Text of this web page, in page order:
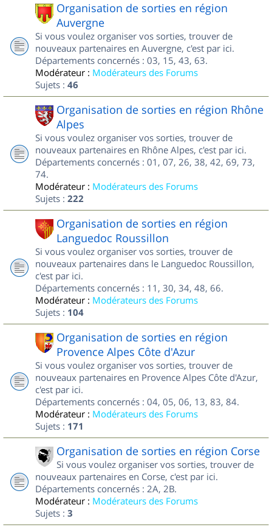
Organisation de sorties en région
Auvergne
Si vous voulez organiser vos sorties, trouver de
nouveaux partenaires en Auvergne, c'est par ici.
Départements concernés : 03, 15, 43, 63.
Modérateur : Modérateurs des Forums
Sujets : 46
Organisation de sorties en région Rhône
Alpes
Si vous voulez organiser vos sorties, trouver de
nouveaux partenaires en Rhône Alpes, c'est par ici.
Départements concernés : 01, 07, 26, 38, 42, 69, 73,
74.
Modérateur : Modérateurs des Forums
Sujets : 222
Organisation de sorties en région
Languedoc Roussillon
Si vous voulez organiser vos sorties, trouver de
nouveaux partenaires dans le Languedoc Roussillon,
c'est par ici.
Départements concernés : 11, 30, 34, 48, 66.
Modérateur : Modérateurs des Forums
Sujets : 104
Organisation de sorties en région
Provence Alpes Côte d'Azur
Si vous voulez organiser vos sorties, trouver de
nouveaux partenaires en Provence Alpes Côte d'Azur,
c'est par ici.
Départements concernés : 04, 05, 06, 13, 83, 84.
Modérateur : Modérateurs des Forums
Sujets : 171
Organisation de sorties en région Corse
Si vous voulez organiser vos sorties, trouver de
nouveaux partenaires en Corse, c'est par ici.
Départements concernés : 2A, 2B.
Modérateur : Modérateurs des Forums
Sujets : 3